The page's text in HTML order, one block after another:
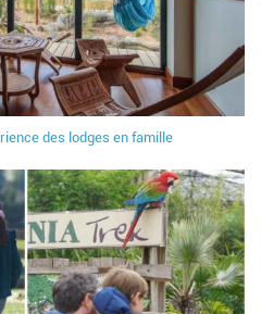
des lodges en famille